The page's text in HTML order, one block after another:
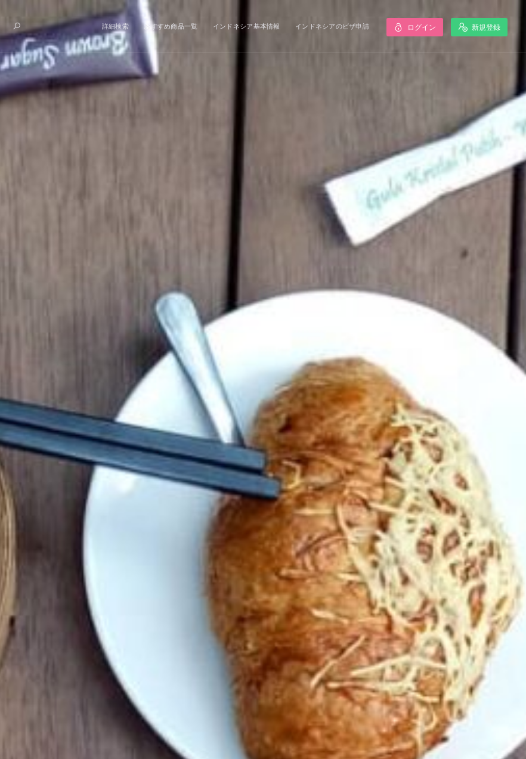
詳細検索 おすすめ商品一覧 インドネシア基本情報 インドネシアのビザ申請 ログイン 新規登録